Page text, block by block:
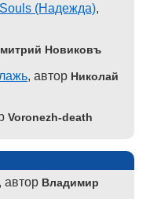
(Надежда),
Новиковъ
, автор Николай
Voronezh-death
, автор Владимир